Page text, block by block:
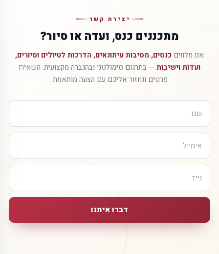
יצירת קשר
מתכננים כנס, ועדה או סיור?
אנו מלווים כנסים, מסיבות עיתונאים, הדרכות לטיולים וסיורים,
ועדות וישיבות — בתרגום סימולטני ובהגברה מקצועית. השאירו
פרטים ונחזור אליכם עם הצעה מותאמת.
דברו איתנו